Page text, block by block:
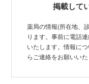
掲載して
薬局の情報(所在地、
ります。事前に電話
いたします。情報に
らご連絡をお願いいた